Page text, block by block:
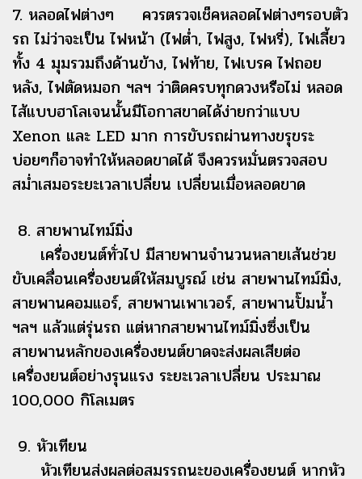
7. หลอดไฟต่างๆ ควรตรวจเช็คหลอดไฟต่างๆรอบตัว
รถ ไม่ว่าจะเป็น ไฟหน้า (ไฟต่ำ, ไฟสูง, ไฟหรี่), ไฟเลี้ยว
ทั้ง 4 มุมรวมถึงด้านข้าง, ไฟท้าย, ไฟเบรค ไฟถอย
หลัง, ไฟตัดหมอก ฯลฯ ว่าติดครบทุกดวงหรือไม่ หลอด
ไส้แบบฮาโลเจนนั้นมีโอกาสขาดได้ง่ายกว่าแบบ
Xenon และ LED มาก การขับรถผ่านทางขรุขระ
บ่อยๆก็อาจทำให้หลอดขาดได้ จึงควรหมั่นตรวจสอบ
สม่ำเสมอระยะเวลาเปลี่ยน เปลี่ยนเมื่อหลอดขาด
8. สายพานไทม์มิ่ง
เครื่องยนต์ทั่วไป มีสายพานจำนวนหลายเส้นช่วย
ขับเคลื่อนเครื่องยนต์ให้สมบูรณ์ เช่น สายพานไทม์มิ่ง,
สายพานคอมแอร์, สายพานเพาเวอร์, สายพานปั๊มน้ำ
ฯลฯ แล้วแต่รุ่นรถ แต่หากสายพานไทม์มิ่งซึ่งเป็น
สายพานหลักของเครื่องยนต์ขาดจะส่งผลเสียต่อ
เครื่องยนต์อย่างรุนแรง ระยะเวลาเปลี่ยน ประมาณ
100,000 กิโลเมตร
9. หัวเทียน
หัวเทียนส่งผลต่อสมรรถนะของเครื่องยนต์ หากหัว